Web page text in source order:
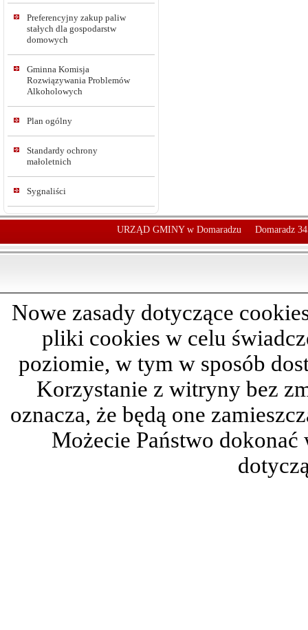
Preferencyjny zakup paliw
stałych dla gospodarstw
domowych
Gminna Komisja
Rozwiązywania Problemów
Alkoholowych
Plan ogólny
Standardy ochrony
małoletnich
Sygnaliści
URZĄD GMINY w Domaradzu Domaradz
Nowe zasady dotyczące
pliki cookies w celu
poziomie, w tym w sposób
Korzystanie z witryny bez
oznacza, że będą one
Możecie Państwo